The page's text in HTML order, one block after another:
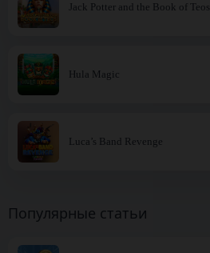
Jack Potter and the Book of Teos
Hula Magic
Luca’s Band Revenge
Популярные статьи